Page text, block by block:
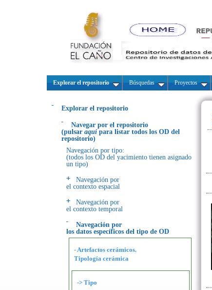
Explorar el repositorio Búsquedas Proyectos
Explorar el repositorio
Navegar por el repositorio
(pulsar aquí para listar todos los OD del
repositorio)
Navegación por tipo:
(todos los OD del yacimiento tienen asignado
un tipo)
Navegación por
el contexto espacial
Navegación por
el contexto temporal
Navegación por
los datos específicos del tipo de OD
- Artefactos cerámicos.
Tipología cerámica
-> Tipo